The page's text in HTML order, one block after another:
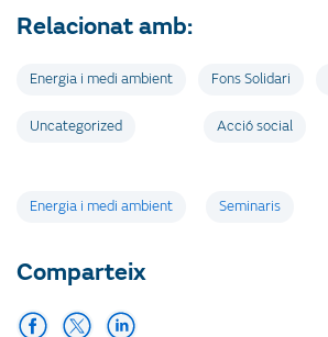
Relacionat amb:
Energia i medi ambient Fons Solidari
Uncategorized Acció social
Etiquetes
Energia i medi ambient Seminaris
Comparteix